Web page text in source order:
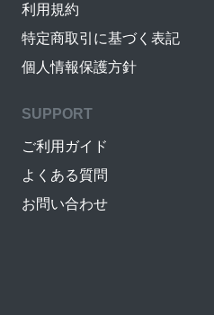
利用規約
特定商取引に基づく表記
個人情報保護方針
SUPPORT
ご利用ガイド
よくある質問
お問い合わせ